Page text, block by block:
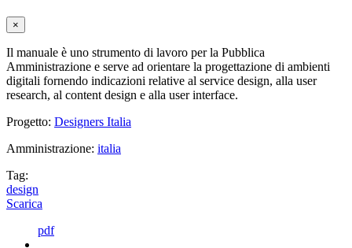
×
Il manuale è uno strumento di lavoro per la Pubblica
Amministrazione e serve ad orientare la progettazione di ambienti
digitali fornendo indicazioni relative al service design, alla user
research, al content design e alla user interface.
Progetto: Designers Italia
Amministrazione: italia
Tag:
design
Scarica
pdf